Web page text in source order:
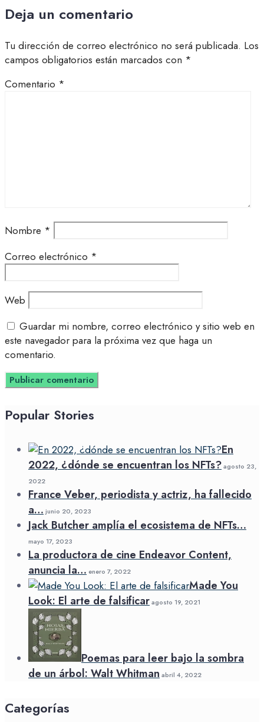
Deja un comentario
Tu dirección de correo electrónico no será publicada. Los
campos obligatorios están marcados con *
Comentario *
Nombre *
Correo electrónico *
Web
Guardar mi nombre, correo electrónico y sitio web en
este navegador para la próxima vez que haga un
comentario.
Popular Stories
En
2022, ¿dónde se encuentran los NFTs?agosto 23,
2022
France Veber, periodista y actriz, ha fallecido
a… junio 20, 2023
Jack Butcher amplía el ecosistema de NFTs…
mayo 17, 2023
La productora de cine Endeavor Content,
anuncia la… enero 7, 2022
Made You
Look: El arte de falsificaragosto 19, 2021
Poemas para leer bajo la sombra
de un árbol: Walt Whitman abril 4, 2022
Categorías